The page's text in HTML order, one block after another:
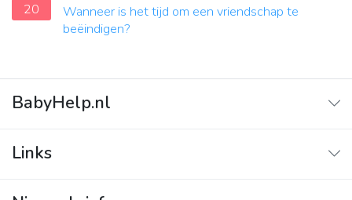
20
Wanneer is het tijd om een vriendschap te
beëindigen?
BabyHelp.nl
Vraag & Antwoord
Links